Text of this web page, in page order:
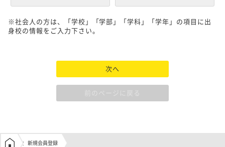
※社会人の方は、「学校」「学部」「学科」「学年」の項目に出
身校の情報をご入力下さい。
次へ
前のページに戻る
学生の窓口トップ
新規会員登録